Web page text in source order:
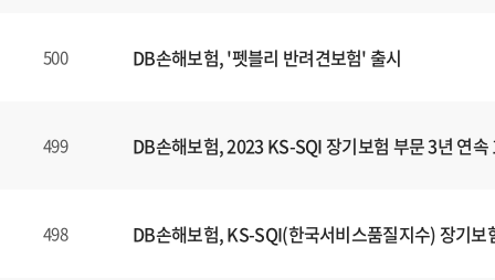
500 DB손해보험, '펫블리 반려견보험' 출시
499 DB손해보험, 2023 KS-SQI 장기보험 부문 3년 연속
498 DB손해보험, KS-SQI(한국서비스품질지수) 장기보